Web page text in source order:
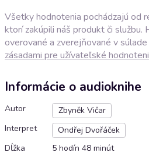
Všetky hodnotenia pochádzajú od
ktorí zakúpili náš produkt či službu.
overované a zverejňované v súlade
zásadami pre užívateľské
Informácie o audioknihe
Autor
Zbyněk Vičar
Interpret
Ondřej Dvořáček
Dĺžka
5 hodín 48 minút